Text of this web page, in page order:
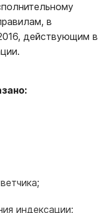
в
действующим в
индексации;